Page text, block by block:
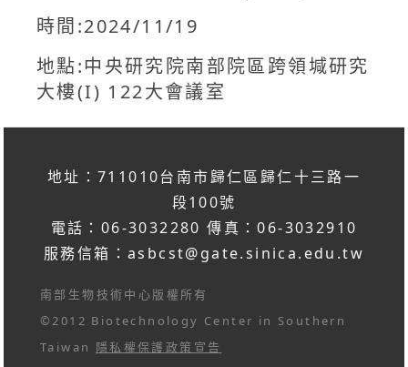
時間:2024/11/19
地點:中央研究院南部院區跨領堿研究
大樓(I) 122大會議室
地址：711010台南市歸仁區歸仁十三路一
段100號
電話：06-3032280 傳真：06-3032910
服務信箱： asbcst@gate.sinica.edu.tw
南部生物技術中心版權所有
©2012 Biotechnology Center in Southern
Taiwan 隱私權保護政策宣告